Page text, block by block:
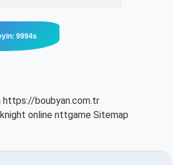
https://boubyan.com.tr
knight online nttgame Sitemap